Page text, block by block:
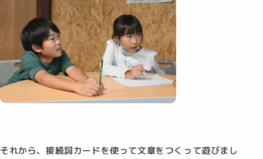
それから、接続詞カードを使って文章をつくって遊びまし